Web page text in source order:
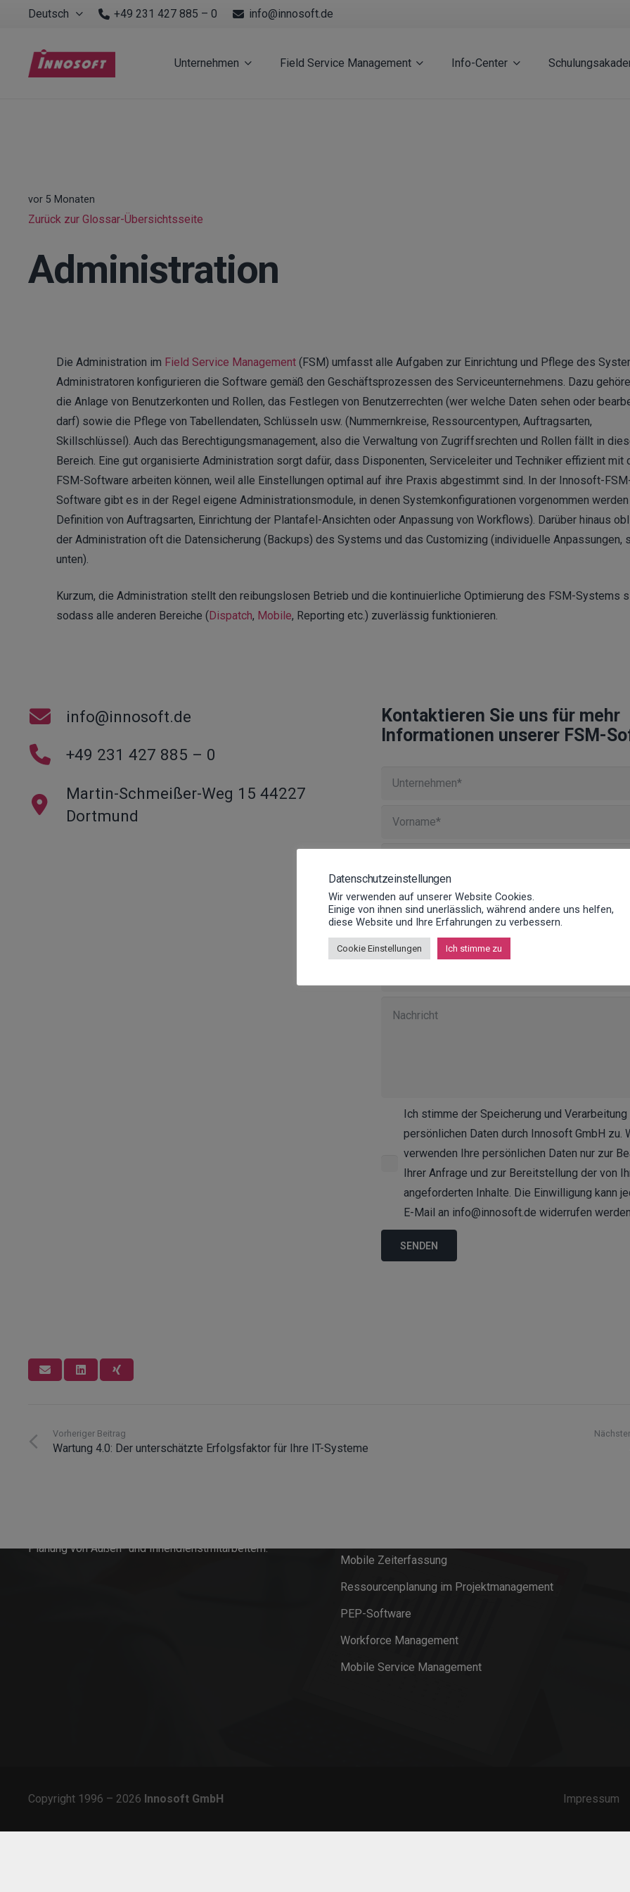
Deutsch +49 231 427 885 – 0 info@innosoft.de
Unternehmen Field Service Management Info-Center
vor 5 Monaten
Zurück zur Glossar-Übersichtsseite
Administration
Die Administration im Field Service Management (FSM) umfasst alle Aufgaben zur Einrichtung und Pflege des
Administratoren konfigurieren die Software gemäß den Geschäftsprozessen des Serviceunternehmens. Dazu
die Anlage von Benutzerkonten und Rollen, das Festlegen von Benutzerrechten (wer welche Daten sehen oder
darf) sowie die Pflege von Tabellendaten, Schlüsseln usw. (Nummernkreise, Ressourcentypen, Auftragsarten,
Skillschlüssel). Auch das Berechtigungsmanagement, also die Verwaltung von Zugriffsrechten und Rollen fällt in
Bereich. Eine gut organisierte Administration sorgt dafür, dass Disponenten, Serviceleiter und Techniker effizient mit
FSM-Software arbeiten können, weil alle Einstellungen optimal auf ihre Praxis abgestimmt sind. In der Innosoft-
Software gibt es in der Regel eigene Administrationsmodule, in denen Systemkonfigurationen vorgenommen werden
Definition von Auftragsarten, Einrichtung der Plantafel-Ansichten oder Anpassung von Workflows). Darüber hinaus
der Administration oft die Datensicherung (Backups) des Systems und das Customizing (individuelle Anpassungen,
unten).
Kurzum, die Administration stellt den reibungslosen Betrieb und die kontinuierliche Optimierung des FSM-Systems
sodass alle anderen Bereiche (Dispatch, Mobile, Reporting etc.) zuverlässig funktionieren.
info@innosoft.de
+49 231 427 885 – 0
Martin-Schmeißer-Weg 15 44227
Dortmund
Kontaktieren Sie uns für mehr
Informationen unserer FSM-
Ich stimme der Speicherung und
persönlichen Daten durch Innosoft GmbH zu.
verwenden Ihre persönlichen Daten nur zur
Ihrer Anfrage und zur Bereitstellung der von
angeforderten Inhalte. Die Einwilligung kann
E-Mail an info@innosoft.de widerrufen
Vorheriger Beitrag
Wartung 4.0: Der unterschätzte Erfolgsfaktor für Ihre IT-Systeme
Planung von Außen- und Innendienstmitarbeitern.
Mobile Zeiterfassung
Ressourcenplanung im Projektmanagement
PEP-Software
Workforce Management
Mobile Service Management
Copyright 1996 – 2026 Innosoft GmbH Impressum
Datenschutzeinstellungen
Wir verwenden auf unserer Website Cookies.
Einige von ihnen sind unerlässlich, während andere uns helfen,
diese Website und Ihre Erfahrungen zu verbessern.
Cookie Einstellungen Ich stimme zu